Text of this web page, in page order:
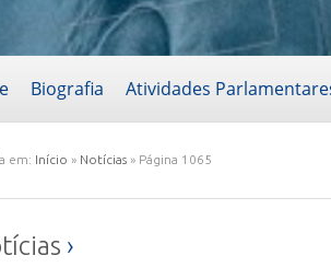
Biografia Atividades
em: Início » Notícias » Página 1065
›